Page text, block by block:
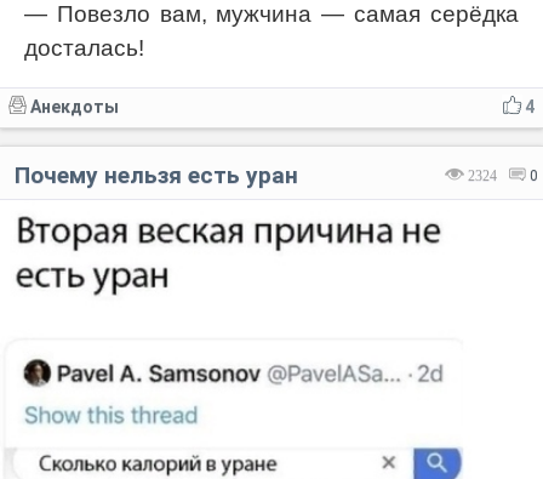
— Повезло вам, мужчина — самая серёдка
досталась!
4
Анекдоты
2324 0
Почему нельзя есть уран